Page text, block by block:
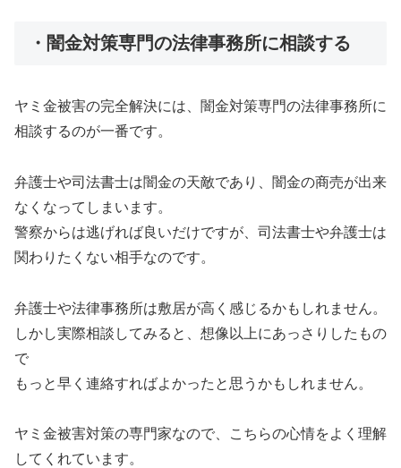
・闇金対策専門の法律事務所に相談する
ヤミ金被害の完全解決には、闇金対策専門の法律事務所に
相談するのが一番です。
弁護士や司法書士は闇金の天敵であり、闇金の商売が出来
なくなってしまいます。
警察からは逃げれば良いだけですが、司法書士や弁護士は
関わりたくない相手なのです。
弁護士や法律事務所は敷居が高く感じるかもしれません。
しかし実際相談してみると、想像以上にあっさりしたもの
で
もっと早く連絡すればよかったと思うかもしれません。
ヤミ金被害対策の専門家なので、こちらの心情をよく理解
してくれています。